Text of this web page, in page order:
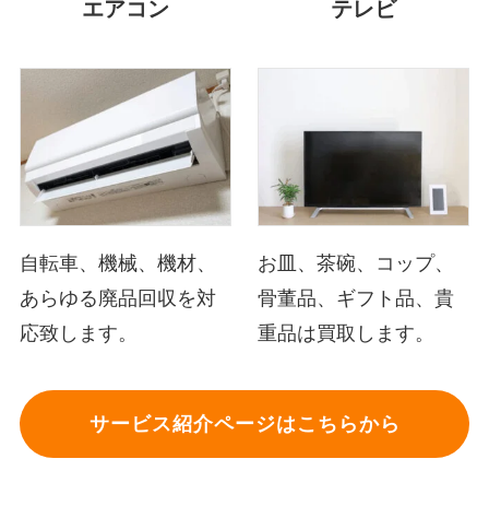
エアコン
自転車、機械、機材、
あらゆる廃品回収を対
応致します。
テレビ
お皿、茶碗、コップ、
骨董品、ギフト品、貴
重品は買取します。
サービス紹介ページはこちらから